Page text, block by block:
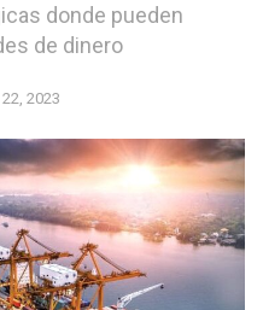
donde pueden
de dinero
2023